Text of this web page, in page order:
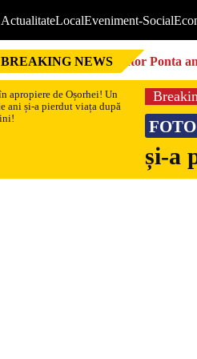
ActualitateLocalEveniment-Social
BREAKING NEWS Victor Ponta
FOTO
și-a